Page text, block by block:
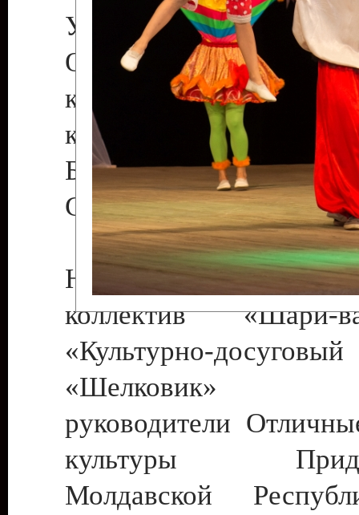
Участники фестиваля:
Образцовый
коллектив
культуры с.
Бендеры ,
Светлана Георгиевна
Народный цирковой
коллектив
«Культурно-
«Шелковик»
руководители
культуры
Молдавской